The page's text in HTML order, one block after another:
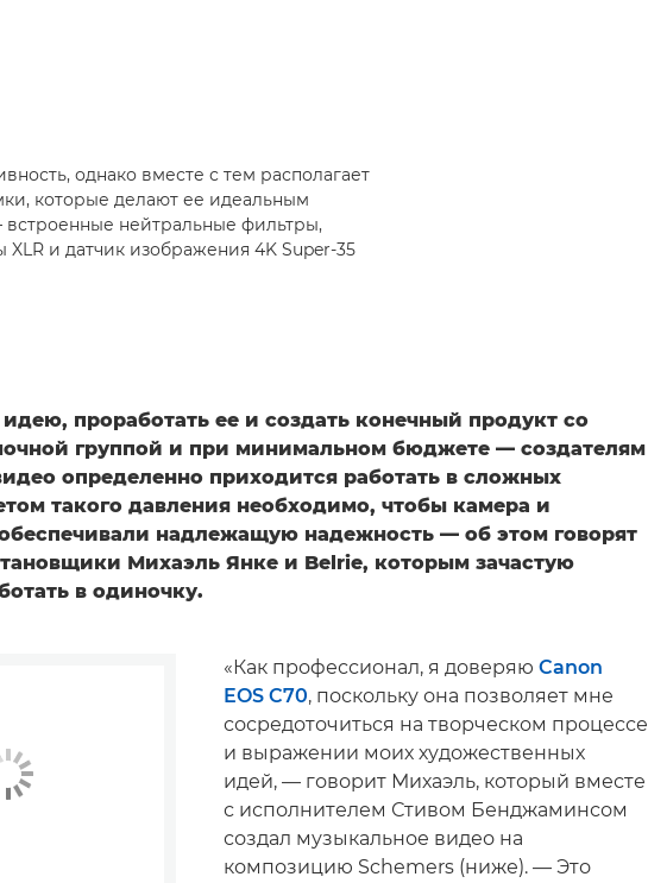
однако вместе с тем располагает
которые делают ее идеальным
нейтральные фильтры,
и датчик изображения 4K Super-35
проработать ее и создать конечный продукт со
группой и при минимальном бюджете — создателям
определенно приходится работать в сложных
такого давления необходимо, чтобы камера и
надлежащую надежность — об этом говорят
Михаэль Янке и Belrie, которым зачастую
в одиночку.
«Как профессионал, я доверяю Canon
EOS C70, поскольку она позволяет мне
сосредоточиться на творческом процессе
и выражении моих художественных
идей, — говорит Михаэль, который вместе
с исполнителем Стивом Бенджаминсом
создал музыкальное видео на
композицию Schemers (ниже). — Это